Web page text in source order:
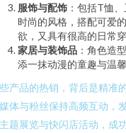
服饰与配饰 ：包括T恤
时尚的风格，搭配可爱
欲，又具有很高的日常穿
家居与装饰品 ：角色造
添一抹动漫的童趣与温
产品的热销，背后是精准
体与粉丝保持高频互动，
题展览与快闪店活动，成